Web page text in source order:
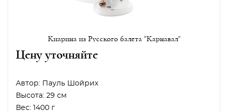
Киарина из Русского балета "Карнавал"
Цену уточняйте
Автор:
Пауль Шойрих
Высота: 29 см
Вес:
1400 г